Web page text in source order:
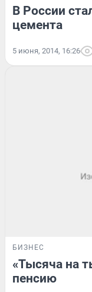
В России
цемента
5 июня, 2014, 16:26
БИЗНЕС
«Тысяча на
пенсию